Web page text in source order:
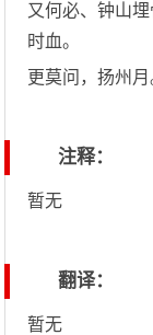
又何必、钟山
时血。
更莫问，扬州月
注释：
暂无
翻译：
暂无